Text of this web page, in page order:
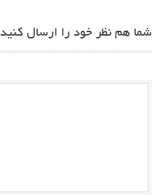
شما هم نظر خود را ارسال کنید